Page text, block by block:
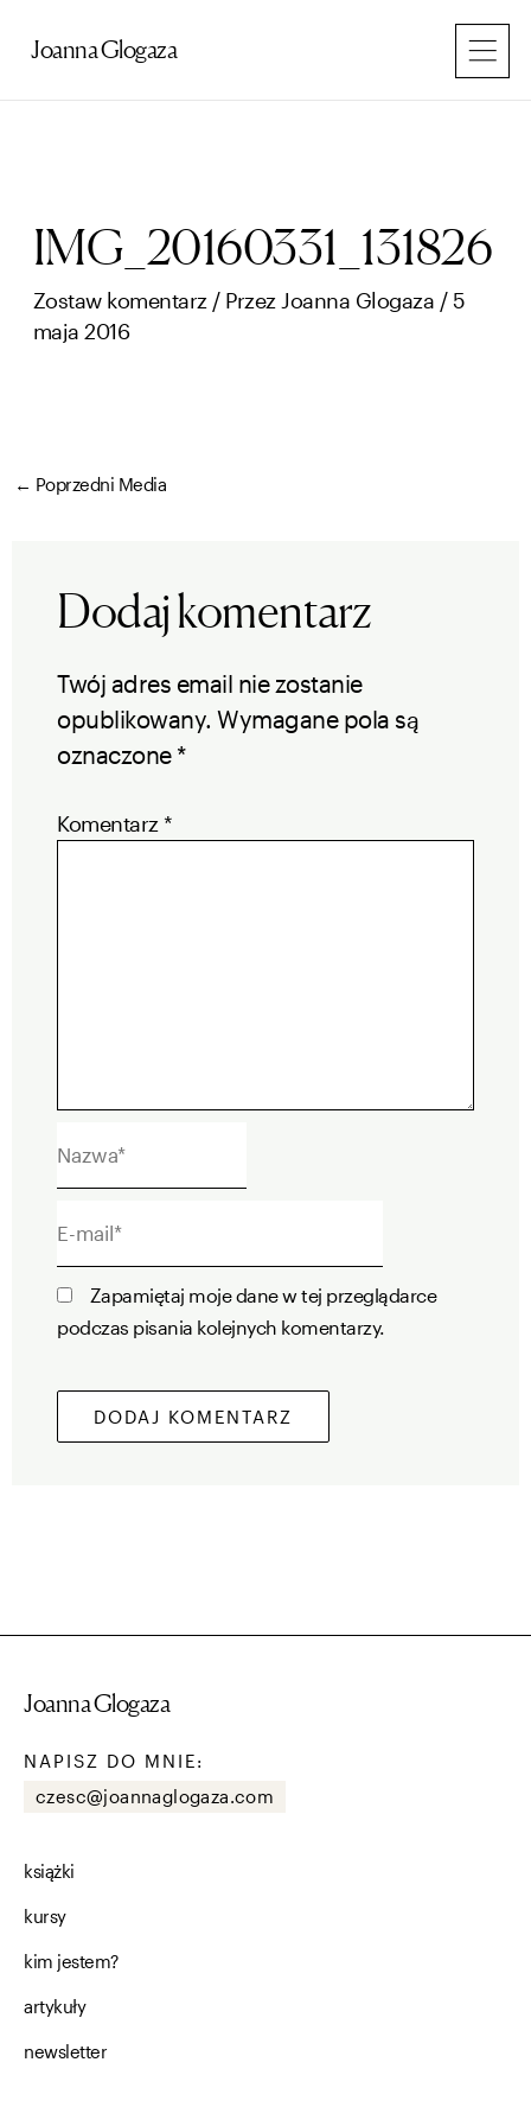
Joanna Glogaza
IMG_20160331_131826
Zostaw komentarz / PrzezJoanna Glogaza /5
maja 2016
← Poprzedni Media
Dodaj komentarz
Twój adres email nie zostanie
opublikowany. Wymagane pola są
oznaczone *
Komentarz *
mail*
Zapamiętaj moje dane w tej przeglądarce
podczas pisania kolejnych komentarzy.
Joanna Glogaza
NAPISZ DO MNIE:
czesc@joannaglogaza.com
książki
kursy
kim jestem?
artykuły
newsletter